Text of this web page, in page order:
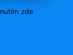
zde